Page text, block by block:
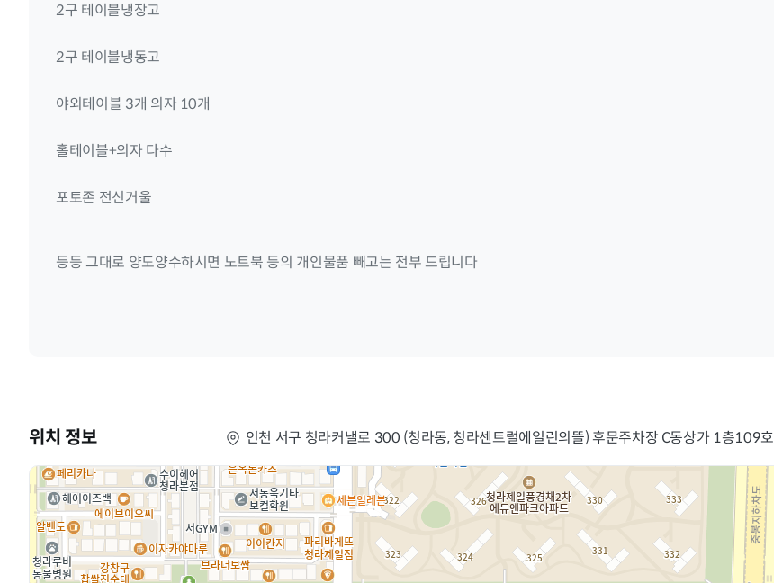
2구 테이블냉장고
2구 테이블냉동고
야외테이블 3개 의자 10개
홀테이블+의자 다수
포토존 전신거울
등등 그대로 양도양수하시면 노트북 등의 개인물품 빼고는 전부 드립니다
위치 정보 인천 서구 청라커낼로 300 (청라동, 청라센트럴에일린의뜰) 후문주차장 C동상가 1층109호